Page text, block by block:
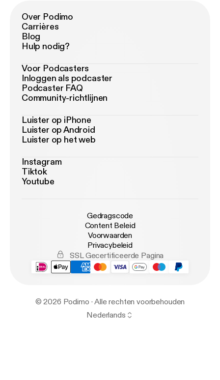
Over Podimo
Carrières
Blog
Hulp nodig?
Voor Podcasters
Inloggen als podcaster
Podcaster FAQ
Community-richtlijnen
Luister op iPhone
Luister op Android
Luister op het web
Instagram
Tiktok
Youtube
Gedragscode
Content Beleid
Voorwaarden
Privacybeleid
SSL Gecertificeerde Pagina
© 2026 Podimo · Alle rechten voorbehouden
Nederlands